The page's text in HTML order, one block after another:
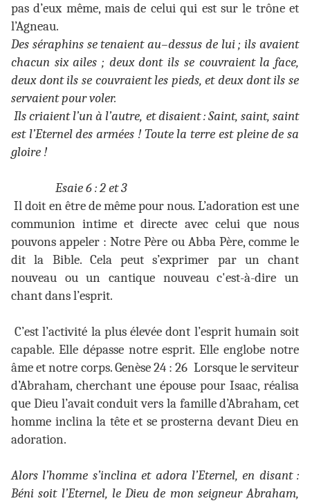
pas d’eux même, mais de celui qui est sur le trône et
l’Agneau.
Des séraphins se tenaient au–dessus de lui ; ils avaient
chacun six ailes ; deux dont ils se couvraient la face,
deux dont ils se couvraient les pieds, et deux dont ils se
servaient pour voler.
Ils criaient l’un à l’autre, et disaient : Saint, saint, saint
est l’Eternel des armées ! Toute la terre est pleine de sa
gloire !
Esaie 6 : 2 et 3
Il doit en être de même pour nous. L’adoration est une
communion intime et directe avec celui que nous
pouvons appeler : Notre Père ou Abba Père, comme le
dit la Bible. Cela peut s’exprimer par un chant
nouveau ou un cantique nouveau c'est-à-dire un
chant dans l’esprit.
C’est l’activité la plus élevée dont l’esprit humain soit
capable. Elle dépasse notre esprit. Elle englobe notre
âme et notre corps. Genèse 24 : 26 Lorsque le serviteur
d’Abraham, cherchant une épouse pour Isaac, réalisa
que Dieu l’avait conduit vers la famille d’Abraham, cet
homme inclina la tête et se prosterna devant Dieu en
adoration.
Alors l’homme s’inclina et adora l’Eternel, en disant :
Béni soit l’Eternel, le Dieu de mon seigneur Abraham,